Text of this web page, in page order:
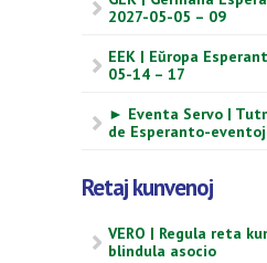
2027-05-05 – 09
EEK | Eŭropa
05-14 – 17
► Eventa Servo |
de Esperanto-eventoj
Retaj kunvenoj
VERO | Regula reta
blindula asocio